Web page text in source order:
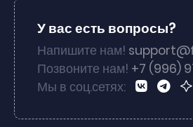
У вас есть вопросы?
Напишите нам!
Позвоните нам! +7 (996)
Мы в соц.сетях: